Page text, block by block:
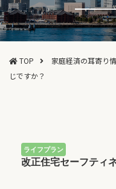
TOP 家庭経済の耳寄り
じですか？
改正住宅セーフティ